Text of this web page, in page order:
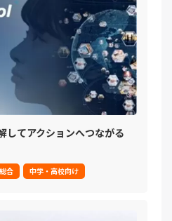
してアクションへつながる
合 中学・高校向け